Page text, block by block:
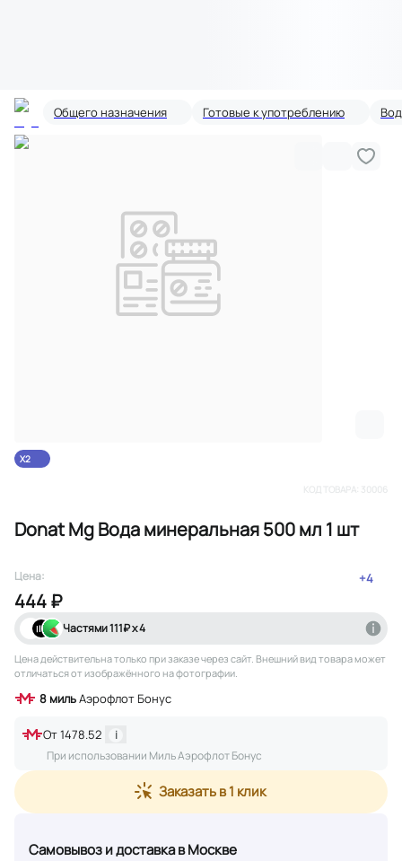
Общего назначения Готовые к употреблению
Donat Mg Вода минеральная 500 мл 1 шт
X2
Цена: +4
444 ₽
Частями111₽ х 4
Цена действительна только при заказе через сайт. Внешний вид товара может
отличаться от изображённого на фотографии.
8 мильАэрофлот Бонус
От1478.52
i
При использовании Миль Аэрофлот Бонус
Заказать в 1 клик
Самовывоз и доставкав Москве